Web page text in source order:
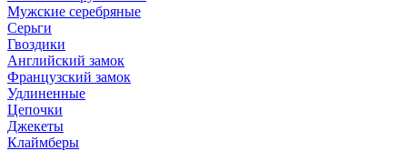
Мужские серебряные
Серьги
Гвоздики
Английский замок
Французский замок
Удлиненные
Цепочки
Джекеты
Клаймберы